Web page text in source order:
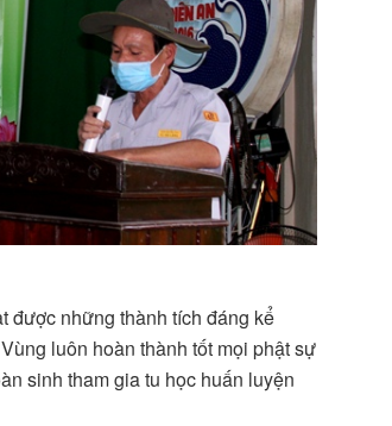
được những thành tích đáng kể
luôn hoàn thành tốt mọi phật sự
sinh tham gia tu học huấn luyện